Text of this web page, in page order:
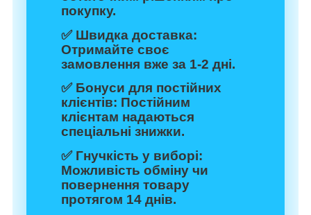
покупку.
✅ Швидка доставка:
Отримайте своє
замовлення вже за 1-2 дні.
✅ Бонуси для постійних
клієнтів: Постійним
клієнтам надаються
спеціальні знижки.
✅ Гнучкість у виборі:
Можливість обміну чи
повернення товару
протягом 14 днів.